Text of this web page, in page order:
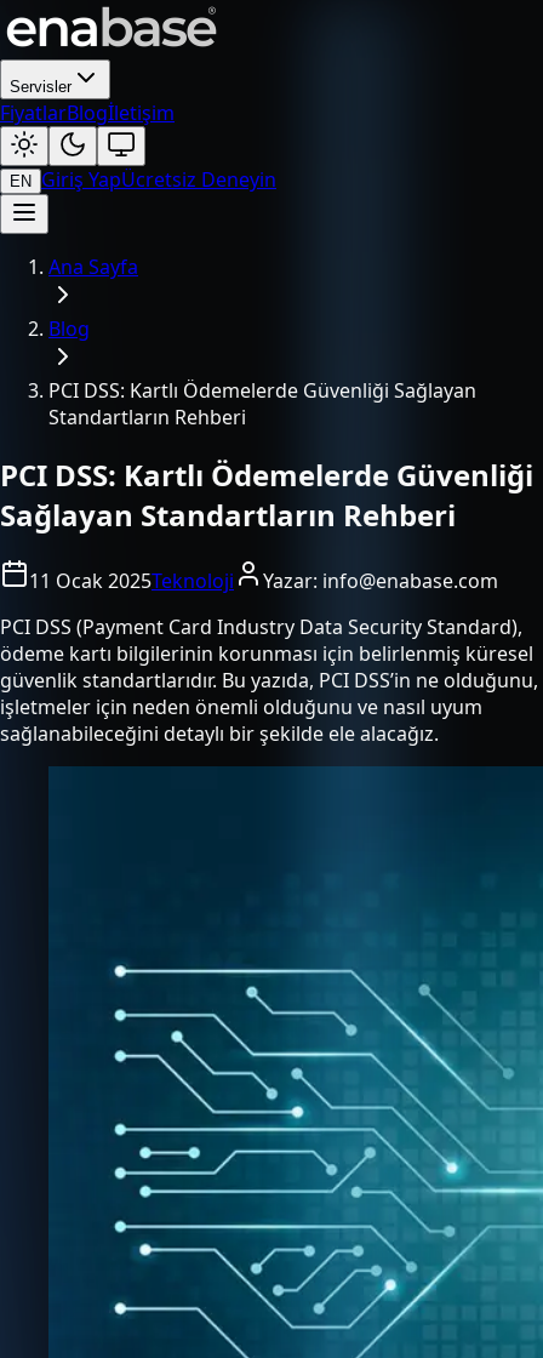
Servisler
FiyatlarBlogİletişim
EN Giriş YapÜcretsiz Deneyin
Ana Sayfa
Blog
PCI DSS: Kartlı Ödemelerde Güvenliği Sağlayan
Standartların Rehberi
PCI DSS: Kartlı Ödemelerde Güvenliği
Sağlayan Standartların Rehberi
11 Ocak 2025Teknoloji Yazar: info@enabase.com
PCI DSS (Payment Card Industry Data Security Standard),
ödeme kartı bilgilerinin korunması için belirlenmiş küresel
güvenlik standartlarıdır. Bu yazıda, PCI DSS’in ne olduğunu,
işletmeler için neden önemli olduğunu ve nasıl uyum
sağlanabileceğini detaylı bir şekilde ele alacağız.